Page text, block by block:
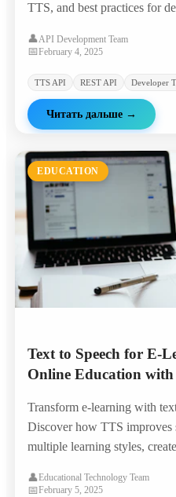
TTS, and best practices for
👤API Development Team
📅February 4, 2025
TTS API REST API Developer
Читать дальше →
EDUCATION
Text to Speech for E-
Online Education
Transform e-learning with
Discover how TTS improves
multiple learning styles,
👤Educational Technology Team
📅February 5, 2025